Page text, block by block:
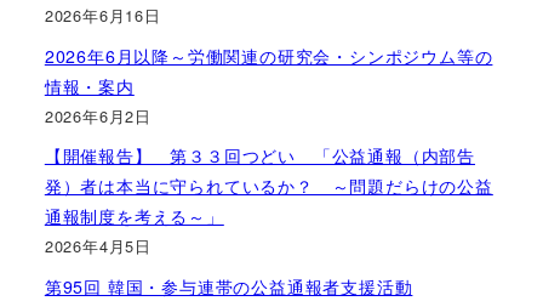
2026年6月16日
2026年6月以降～労働関連の研究会・シンポジウム等の
情報・案内
2026年6月2日
【開催報告】 第３３回つどい 「公益通報（内部告
発）者は本当に守られているか？ ～問題だらけの公益
通報制度を考える～」
2026年4月5日
第95回 韓国・参与連帯の公益通報者支援活動